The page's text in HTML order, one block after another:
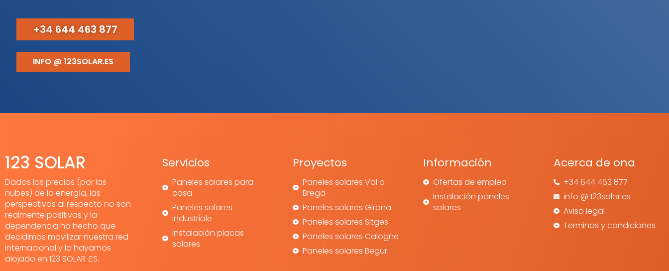
+34 644 463 877
INFO @ 123SOLAR.ES
123 SOLAR
Dados los precios (por las
nubes) de la energía, las
perspectivas al respecto no son
realmente positivas y la
dependencia ha hecho que
decidimos movilizar nuestra red
internacional y la hayamos
alojado en 123 SOLAR .ES.
Servicios
Paneles solares para
casa
Paneles solares
industriale
Instalación placas
solares
Proyectos
Paneles solares Val o
Brega
Paneles solares Girona
Paneles solares Sitges
Paneles solares Calogne
Paneles solares Begur
Información
Ofertas de empleo
Instalación paneles
solares
Acerca de ona
+34 644 463 877
info @ 123solar.es
Aviso legal
Terminos y condiciones